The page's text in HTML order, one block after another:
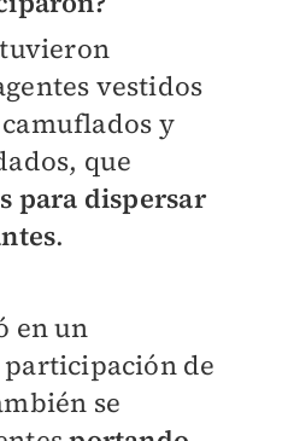
vestidos
y
que
para dispersar
.
en un
de
se